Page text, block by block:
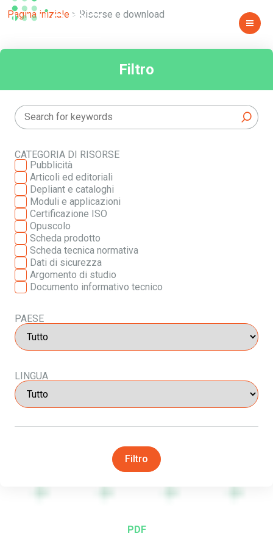
PAGINA 12
Pagina iniziale > Risorse e download
Filtro
CATEGORIA DI RISORSE
Pubblicità
Articoli ed editoriali
Depliant e cataloghi
Moduli e applicazioni
Certificazione ISO
Opuscolo
Scheda prodotto
Scheda tecnica normativa
Dati di sicurezza
Argomento di studio
Documento informativo tecnico
PAESE
LINGUA
Filtro
PDF